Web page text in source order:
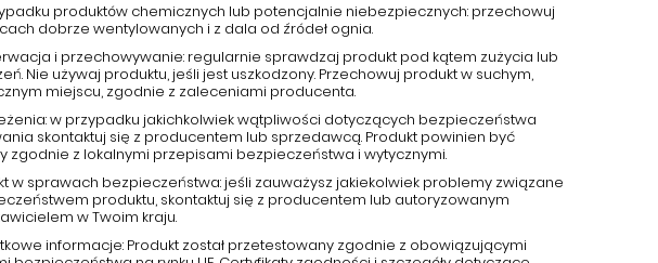
produktów chemicznych lub potencjalnie niebezpiecznych: przechowuj
dobrze wentylowanych i z dala od źródeł ognia.
i przechowywanie: regularnie sprawdzaj produkt pod kątem zużycia lub
Nie używaj produktu, jeśli jest uszkodzony. Przechowuj produkt w suchym,
miejscu, zgodnie z zaleceniami producenta.
w przypadku jakichkolwiek wątpliwości dotyczących bezpieczeństwa
skontaktuj się z producentem lub sprzedawcą. Produkt powinien być
zgodnie z lokalnymi przepisami bezpieczeństwa i wytycznymi.
w sprawach bezpieczeństwa: jeśli zauważysz jakiekolwiek problemy związane
produktu, skontaktuj się z producentem lub autoryzowanym
w Twoim kraju.
informacje: Produkt został przetestowany zgodnie z obowiązującymi